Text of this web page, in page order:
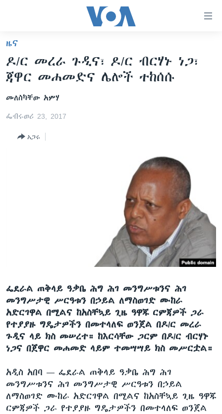
ማገናኛዎች
ዋናው
ይዘት
ወደ
ዋናው
መካከለኛው ምሥራቅ
ኑሮ በጤንነት
የፎቶ መድብሎች
ዜና
ዶ/ር መረራ ጉዲና፣ ዶ/ር ብርሃኑ ነጋ፣
ጃዋር መሐመድና ሌሎች ተከሰሱ
መለስካቸው አምሃ
ፌብሩወሪ 23, 2017
አጋሩ
ፌደራል ጠቅላይ ዓቃቤ ሕግ ሕገ መንግሥቱንና ሕገ
መንግሥታዊ ሥርዓቱን በኃይል ለማስወገድ ሙከራ
አድርገዋል በሚልና ከአስቸኳይ ጊዜ ዓዋጁ ርምጃዎች ጋራ
የተያያዙ ግዴታዎችን በመተላለፍ ወንጀል በዶ/ር መረራ
ጉዲና ላይ ክስ መሠረተ። ከእርሳቸው ጋርም በዶ/ር ብርሃኑ
ነጋና በጀዋር መሐመድ ላይም ተመሣሣይ ክስ መሥርቷል።
አዲስ አበባ — ፌደራል ጠቅላይ ዓቃቤ ሕግ ሕገ
መንግሥቱንና ሕገ መንግሥታዊ ሥርዓቱን በኃይል
ለማስወገድ ሙከራ አድርገዋል በሚልና ከአስቸኳይ ጊዜ ዓዋጁ
ርምጃዎች ጋራ የተያያዙ ግዴታዎችን በመተላለፍ ወንጀል